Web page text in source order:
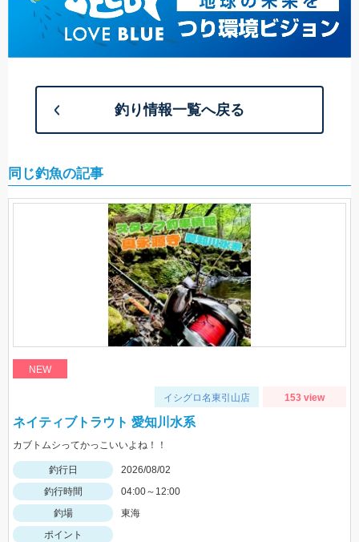
釣り情報一覧へ戻る
同じ釣魚の記事
NEW
イシグロ名東引山店 153 view
ネイティブトラウト 愛知川水系
カブトムシってかっこいいよね！！
釣行日
2026/08/02
釣行時間
04:00～12:00
釣場
東海
ポイント